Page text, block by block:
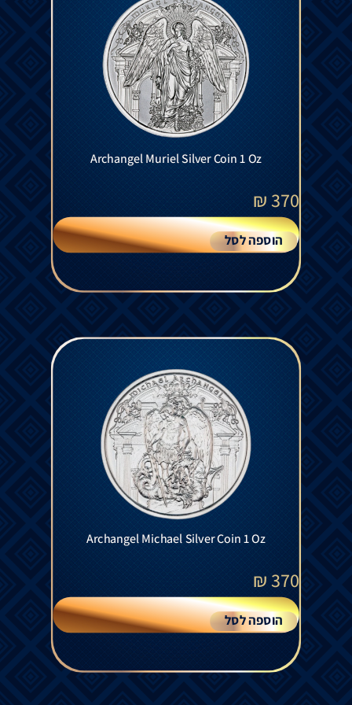
Archangel Muriel Silver Coin 1 Oz
370
₪
הוספה לסל
Archangel Michael Silver Coin 1 Oz
370
₪
הוספה לסל